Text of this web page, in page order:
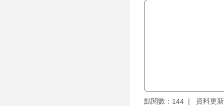
點閱數： 144 資料更